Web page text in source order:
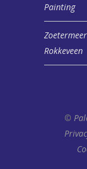
Painting
Rokkeveen
©